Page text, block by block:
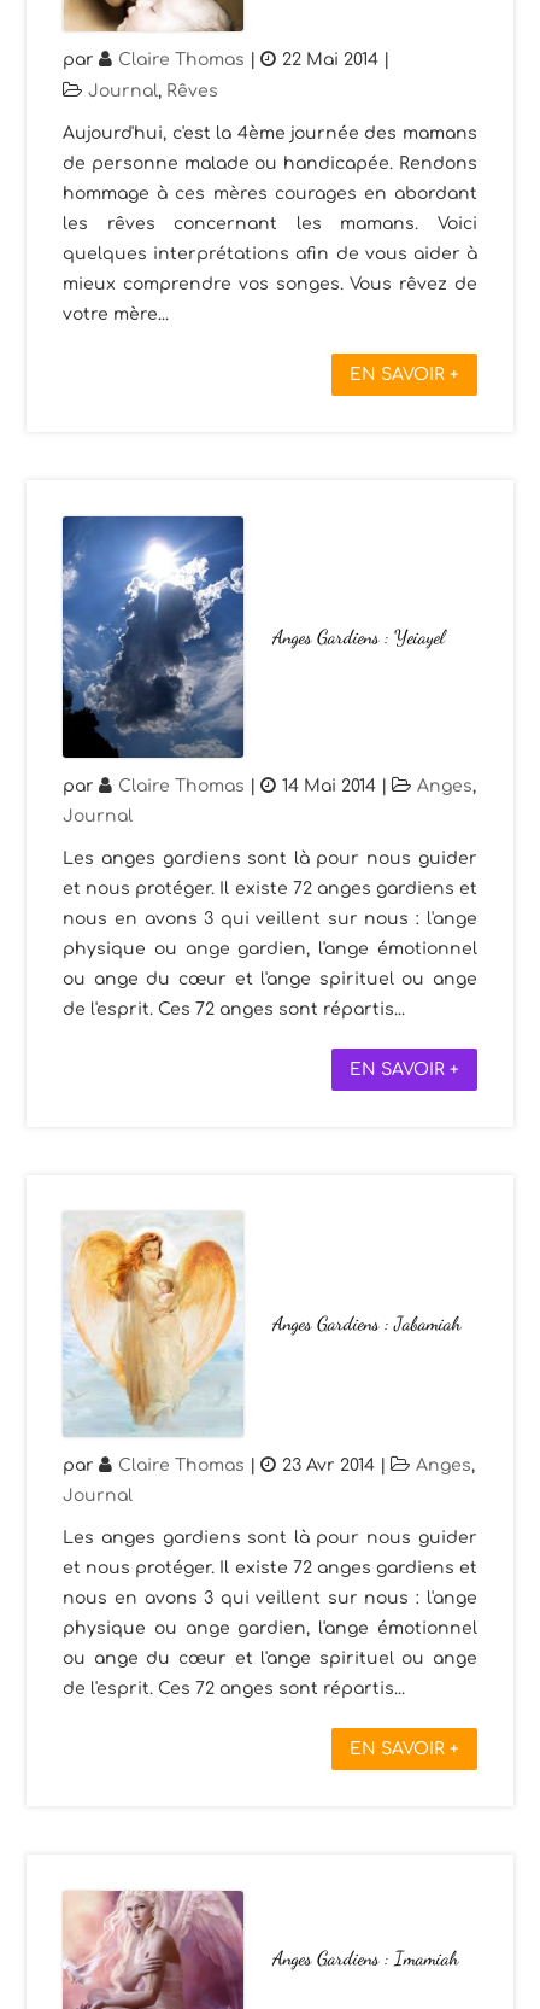
par Claire Thomas | 22 Mai 2014
Journal, Rêves
Aujourd'hui, c'est la 4ème journée des mamans
de personne malade ou handicapée. Rendons
hommage à ces mères courages en abordant
les rêves concernant les mamans. Voici
quelques interprétations afin de vous aider à
mieux comprendre vos songes. Vous rêvez de
votre mère...
EN SAVOIR +
Anges Gardiens : Yeiayel
par Claire Thomas | 14 Mai 2014 | Anges,
Journal
Les anges gardiens sont là pour nous guider
et nous protéger. Il existe 72 anges gardiens et
nous en avons 3 qui veillent sur nous : l'ange
physique ou ange gardien, l'ange émotionnel
ou ange du cœur et l'ange spirituel ou ange
de l'esprit. Ces 72 anges sont répartis...
EN SAVOIR +
Anges Gardiens : Jabamiah
par Claire Thomas | 23 Avr 2014 Anges,
Journal
Les anges gardiens sont là pour nous guider
et nous protéger. Il existe 72 anges gardiens et
nous en avons 3 qui veillent sur nous : l'ange
physique ou ange gardien, l'ange émotionnel
ou ange du cœur et l'ange spirituel ou ange
de l'esprit. Ces 72 anges sont répartis...
EN SAVOIR +
Anges Gardiens : Imamiah